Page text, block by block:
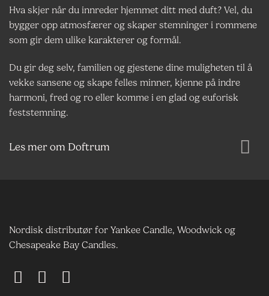
Hva skjer når du innreder hjemmet ditt med duft? Vel, du
bygger opp atmosfærer og skaper stemninger i rommene
som gir dem ulike karakterer og formål.
Du gir deg selv, familien og gjestene dine muligheten til å
vekke sansene og skape felles minner, kjenne på indre
harmoni, fred og ro eller komme i en glad og euforisk
feststemning.
Les mer om Doftrum
Nordisk distributør for Yankee Candle, Woodwick og
Chesapeake Bay Candles.